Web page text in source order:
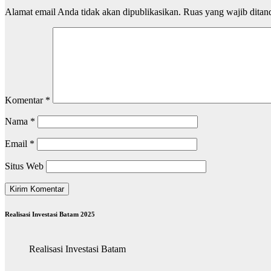
Alamat email Anda tidak akan dipublikasikan. Ruas yang wajib
Komentar *
Nama *
Email *
Situs Web
Realisasi Investasi Batam 2025
Realisasi Investasi Batam